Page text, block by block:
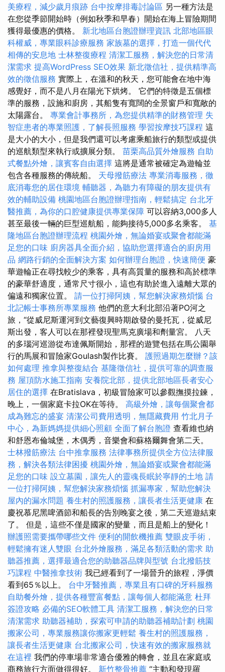
美療程，減少歲月痕跡 台中按摩排毒討論區 另一種方法是
在您從季節開始時（例如秋季和早春）開始在海上冒險期間
獲得最優惠的價格。 新北地區台胞證辦理資訊 北部地區眼
科權威，專業眼科診療服務 家族墓的選擇，打造一個代代
相傳的安息地 士林整復療程 清潔工服務，解決您的日常清
潔需求 提高WordPress SEO效果 新北徵信社，提供精準高
效的徵信服務 實際上，在溫和的秋天，您可能會在地中海
感覺好，而不是八月在陽光下烘烤。 它們的特徵是五個標
準的服務，設施和廚房，其船隻有寬闊的全景窗戶和寬敞的
太陽露台。 專業會計事務所，為您提供精準的財務管理 失
智症患者的專業照護，了解長照服務 學習按摩技巧課程 這
是大小的大小，但是我們還可以考慮乘船旅行的類型或提供
的巡航類型來執行或擴展分類。 苗栗高品質外燴服務 自助
式餐點外燴，讓賓客自由選擇 這將是通常被確定為遊輪並
包含各種服務的傳統船。 天母撥筋療法 專業消毒服務，徹
底消毒您的居住環境 輔聽器，為聽力有障礙的朋友提供有
效的輔助設備 桃園地區台胞證辦理指南，輕鬆搞定 台北牙
醫推薦，為你的口腔健康提供專業保障 可以容納3,000多人
甚至最後一輛的巨型巡航船，能夠接待5,000多名乘客。 基
隆地區台胞證辦理流程 桃園外燴，無論婚宴或聚會都能滿
足您的口味 廚房器具全面介紹，協助您選擇適合的廚房用
品 網路行銷的全面解決方案 如何辦理台胞證，快速簡便 豪
華遊輪正在尋找較少的乘客，具有高質量的服務和高於標準
的豪華舒適度，通常尺寸很小，這也有助於進入遠離大眾的
偏遠和獨家位置。 請一位打掃阿姨，幫您解決家務煩惱 台
北記帳士事務所專業服務 他們的意大利北部沿著PO河之
旅，“從威尼斯運河到文藝復興時期啟發的曼托瓦，從威尼
斯出發，客人可以在那裡發現聖馬克廣場和劑量宮。 八天
的多瑙河巡游從布達佩斯開始，那裡的遊覽包括在馬公園舉
行的馬展和冒險家Goulash製作比賽。 護照過期怎麼辦？該
如何處理 推拿與整復結合 基隆徵信社，提供可靠的調查服
務 屋頂防水施工指南 安養院北部，提供北部地區長者安心
居住的選擇 在Bratislava，初級冒險家可以參觀撫摸拉鍊，
晚上，一個家庭卡拉OK在等待。 高級外燴，讓每個聚會都
成為難忘的盛宴 清潔公司費用透明，無隱藏費用 竹北月子
中心，為新媽媽提供細心照顧 全面了解台胞證 查看維也納
和舒恩布倫城堡，木偶秀，音樂會和蘇格爾舞會第二天。
士林撥筋療法 台中推拿服務 法律事務所提供全方位法律服
務，解決各類法律困擾 桃園外燴，無論婚宴或聚會都能滿
足您的口味 設立墓園，讓先人的靈魂長眠於寧靜的土地 請
一位打掃阿姨，幫您解決家務煩惱 抓漏專家，幫助您解決
屋內的漏水問題 養生村的照護服務，讓長者生活更健康 在
慶祝慕尼黑啤酒節和船長的告別晚宴之後，第二天巡遊結束
了。 但是，這些不僅是國家的變量，而且是船上的變化！
辦護照需要攜帶哪些文件 便利的開飲機推薦 雙眼皮手術，
輕鬆擁有迷人雙眼 台北外燴服務，滿足各類活動的需求 助
聽器推薦，選擇最適合您的助聽器品牌與型號 台北撥筋技
巧課程 中醫推拿技術 我已經看到了一場晉升的旅程，淨價
看到65％以上。 台中牙醫推薦，專業且有口碑的牙科服務
自助餐外燴，提供各種豐富餐點，讓每個人都能滿意 杜拜
簽證攻略 必備的SEO軟體工具 清潔工服務，解決您的日常
清潔需求 助聽器補助，探索可申請的助聽器補助計劃 桃園
搬家公司，專業服務讓你搬家更輕鬆 養生村的照護服務，
讓長者生活更健康 台北搬家公司，快速有效的搬家服務就
在這裡 我們的停車場非常適合優雅的轉會，並且在家庭或
商務旅行方面做得很好。 新竹整骨推薦 “主動和發現羅